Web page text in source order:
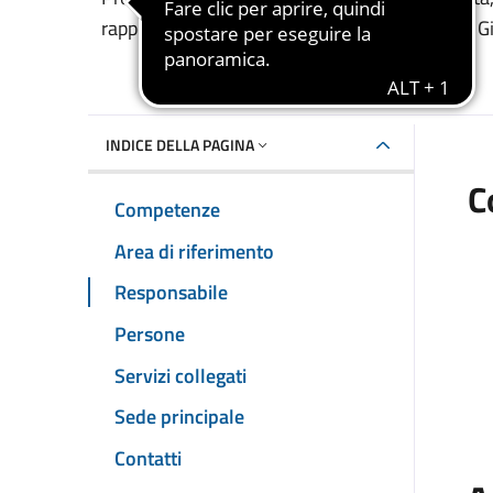
rapporti con gli istituti scolastici e la Consulta
INDICE DELLA PAGINA
Competenze
Area di riferimento
Responsabile
Persone
Servizi collegati
Sede principale
Contatti